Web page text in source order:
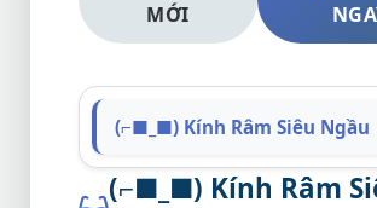
MỚI
(⌐■_■) Kính Râm Siêu Ngầu
(⌐■_■) Kính Râm